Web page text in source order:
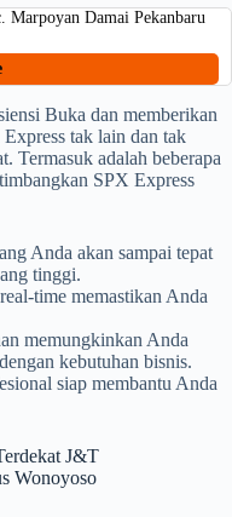
Damai Pekanbaru
Buka dan memberikan
tak lain dan tak
Termasuk adalah beberapa
SPX Express
Anda akan sampai tepat
tinggi.
time memastikan Anda
memungkinkan Anda
kebutuhan bisnis.
siap membantu Anda
J&T
Wonoyoso